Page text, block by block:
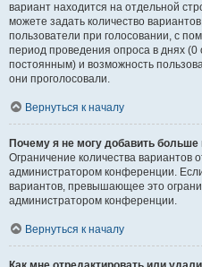
вариант находится на отдельной
можете задать количество
пользователи при голосовании, с
период проведения опроса в днях (0
постоянным) и возможность
они проголосовали.
Вернуться к началу
Почему я не могу добавить больше
Ограничение количества вариантов
администратором конференции.
вариантов, превышающее это
администратором конференции.
Вернуться к началу